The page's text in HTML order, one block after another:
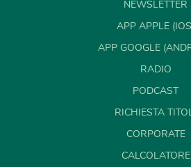
NEWSLETTER
APP APPLE
APP GOOGLE
RADIO
PODCAST
RICHIESTA
CORPORATE
CALCOLATORE